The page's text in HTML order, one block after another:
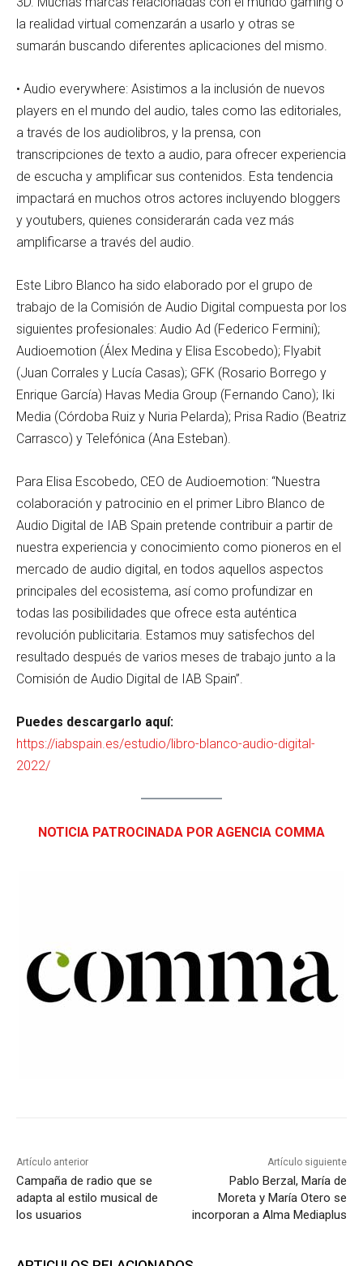
la realidad virtual comenzarán a usarlo y otras se
sumarán buscando diferentes aplicaciones del mismo.
• Audio everywhere: Asistimos a la inclusión de nuevos
players en el mundo del audio, tales como las editoriales,
a través de los audiolibros, y la prensa, con
transcripciones de texto a audio, para ofrecer experiencia
de escucha y amplificar sus contenidos. Esta tendencia
impactará en muchos otros actores incluyendo bloggers
y youtubers, quienes considerarán cada vez más
amplificarse a través del audio.
Este Libro Blanco ha sido elaborado por el grupo de
trabajo de la Comisión de Audio Digital compuesta por los
siguientes profesionales: Audio Ad (Federico Fermini);
Audioemotion (Álex Medina y Elisa Escobedo); Flyabit
(Juan Corrales y Lucía Casas); GFK (Rosario Borrego y
Enrique García) Havas Media Group (Fernando Cano); Iki
Media (Córdoba Ruiz y Nuria Pelarda); Prisa Radio (Beatriz
Carrasco) y Telefónica (Ana Esteban).
Para Elisa Escobedo, CEO de Audioemotion: “Nuestra
colaboración y patrocinio en el primer Libro Blanco de
Audio Digital de IAB Spain pretende contribuir a partir de
nuestra experiencia y conocimiento como pioneros en el
mercado de audio digital, en todos aquellos aspectos
principales del ecosistema, así como profundizar en
todas las posibilidades que ofrece esta auténtica
revolución publicitaria. Estamos muy satisfechos del
resultado después de varios meses de trabajo junto a la
Comisión de Audio Digital de IAB Spain”.
Puedes descargarlo aquí:
https://iabspain.es/estudio/libro-blanco-audio-digital-
2022/
NOTICIA PATROCINADA POR AGENCIA COMMA
Artículo anterior
Campaña de radio que se
adapta al estilo musical de
los usuarios
Artículo siguiente
Pablo Berzal, María de
Moreta y María Otero se
incorporan a Alma Mediaplus